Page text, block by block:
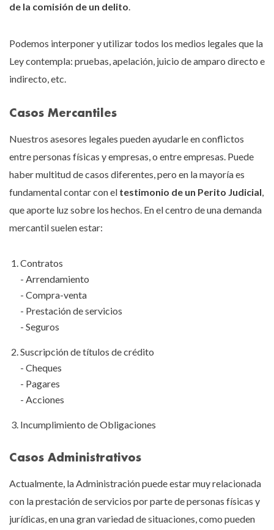
de la comisión de un delito.
Podemos interponer y utilizar todos los medios legales que la
Ley contempla: pruebas, apelación, juicio de amparo directo e
indirecto, etc.
Casos Mercantiles
Nuestros asesores legales pueden ayudarle en conflictos
entre personas físicas y empresas, o entre empresas. Puede
haber multitud de casos diferentes, pero en la mayoría es
fundamental contar con el testimonio de un Perito Judicial,
que aporte luz sobre los hechos. En el centro de una demanda
mercantil suelen estar:
Contratos
- Arrendamiento
- Compra-venta
- Prestación de servicios
- Seguros
Suscripción de títulos de crédito
- Cheques
- Pagares
- Acciones
Incumplimiento de Obligaciones
Casos Administrativos
Actualmente, la Administración puede estar muy relacionada
con la prestación de servicios por parte de personas físicas y
jurídicas, en una gran variedad de situaciones, como pueden